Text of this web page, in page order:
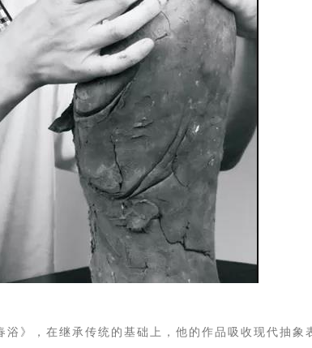
》，在继承传统的基础上，他的作品吸收现代抽象